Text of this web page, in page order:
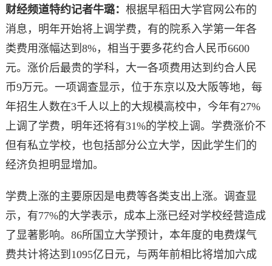
财经频道特约记者牛璐： 根据早稻田大学官网公布的
消息，明年开始将上调学费，有的院系入学第一年各
类费用涨幅达到8%，相当于要多花约合人民币6600
元。涨价后最贵的学科，大一各项费用达到约合人民
币9万元。一项调查显示，位于东京以及大阪等地，每
年招生人数在3千人以上的大规模高校中，今年有27%
上调了学费，明年还将有31%的学校上调。学费涨价不
但有私立学校，也包括部分公立大学，因此学生们的
经济负担明显增加。
学费上涨的主要原因是电费等各类支出上涨。调查显
示，有77%的大学表示，成本上涨已经对学校经营造成
了显著影响。86所国立大学预计，本年度的电费煤气
费共计将达到1095亿日元，与两年前相比将增加六成